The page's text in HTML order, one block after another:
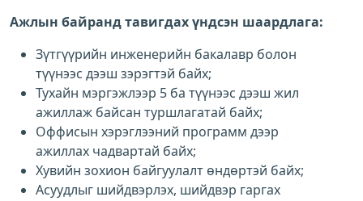
Ажлын байранд тавигдах үндсэн шаардлага:
Зүтгүүрийн инженерийн бакалавр болон
түүнээс дээш зэрэгтэй байх;
Тухайн мэргэжлээр 5 ба түүнээс дээш жил
ажиллаж байсан туршлагатай байх;
Оффисын хэрэглээний программ дээр
ажиллах чадвартай байх;
Хувийн зохион байгуулалт өндөртэй байх;
Асуудлыг шийдвэрлэх, шийдвэр гаргах